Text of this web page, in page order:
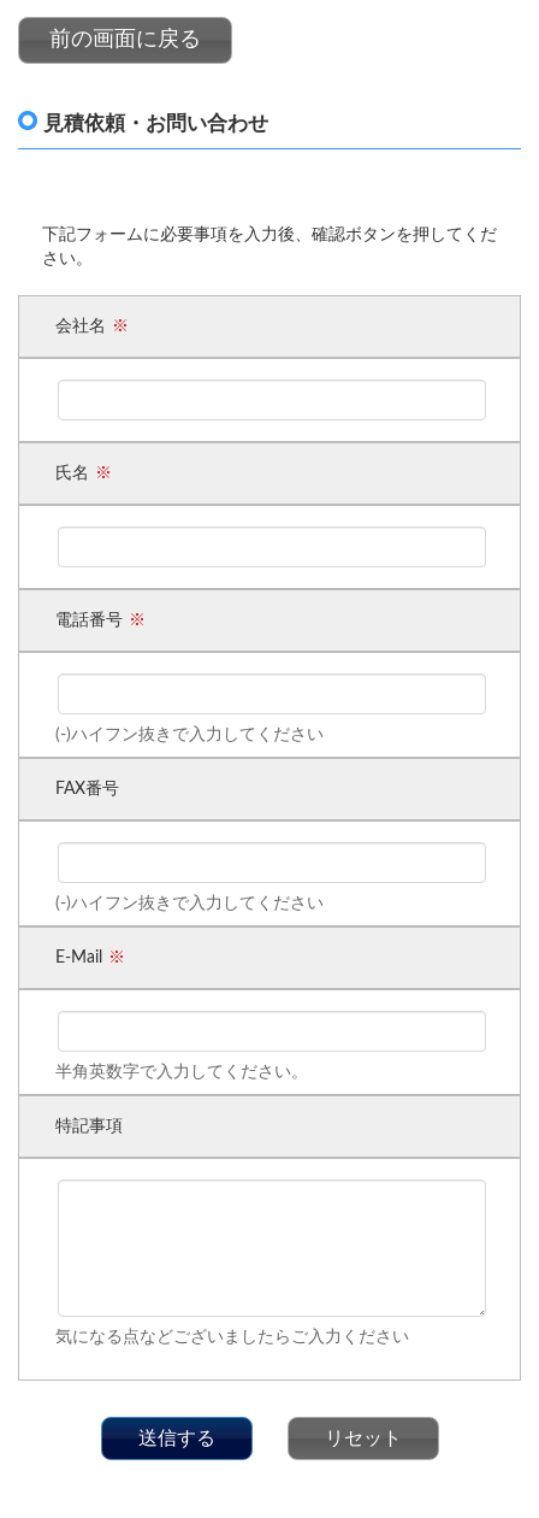
前の画面に戻る
見積依頼・お問い合わせ
下記フォームに必要事項を入力後、確認ボタンを押してくだ
さい。
会社名
氏名
電話番号
(-)ハイフン抜きで入力してください
FAX番号
(-)ハイフン抜きで入力してください
E-Mail
半角英数字で入力してください。
特記事項
気になる点などございましたらご入力ください
送信する リセット